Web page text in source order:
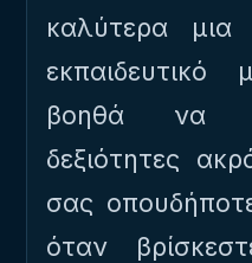
καλύτερα
βοηθά να
δεξιότητες
σας
όταν